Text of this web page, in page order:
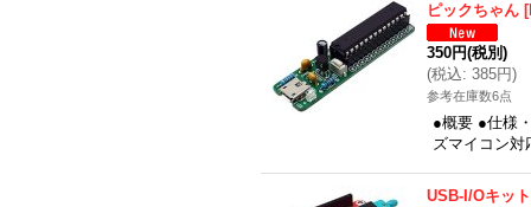
ピックちゃん [
350円(税別)
(税込: 385円)
参考在庫数6点
●概要 ●仕様
ズマイコン
USB-I/Oキット